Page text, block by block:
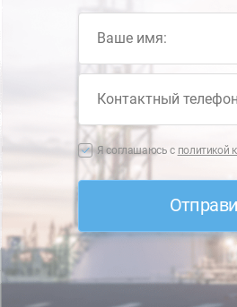
Я соглашаюсь с политикой